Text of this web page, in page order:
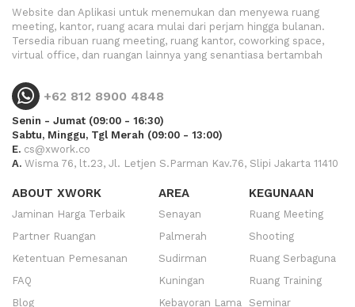
Website dan Aplikasi untuk menemukan dan menyewa ruang
meeting, kantor, ruang acara mulai dari perjam hingga bulanan.
Tersedia ribuan ruang meeting, ruang kantor, coworking space,
virtual office, dan ruangan lainnya yang senantiasa bertambah
+62 812 8900 4848
Senin - Jumat (09:00 - 16:30)
Sabtu, Minggu, Tgl Merah (09:00 - 13:00)
E. cs@xwork.co
A. Wisma 76, lt.23, Jl. Letjen S.Parman Kav.76, Slipi Jakarta 11410
ABOUT XWORK
Jaminan Harga Terbaik
Partner Ruangan
Ketentuan Pemesanan
FAQ
Blog
AREA
Senayan
Palmerah
Sudirman
Kuningan
Kebayoran Lama
KEGUNAAN
Ruang Meeting
Shooting
Ruang Serbaguna
Ruang Training
Seminar